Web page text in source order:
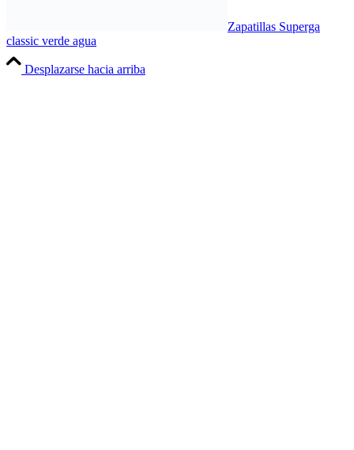
Zapatillas Superga
classic verde agua
Desplazarse hacia arriba